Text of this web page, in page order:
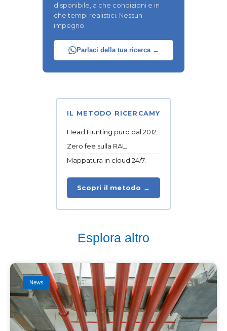
disponibile, a che condizioni e in
che tempi realistici. Nessun
impegno.
Parlaci della tua ricerca →
IL METODO RICERCAMY
Head Hunting puro dal 2012.
Zero fee sulla RAL.
Mappatura in cloud 24/7.
Scopri il metodo →
Esplora altro
News